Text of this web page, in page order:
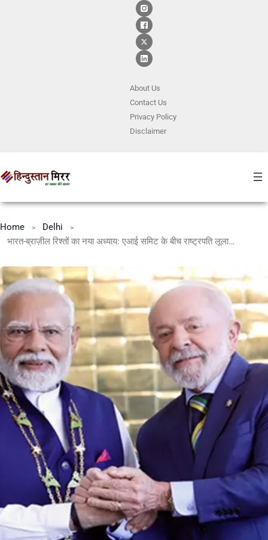
About Us
ContactUs
Privacy Policy
Disclaimer
Home
Delhi
भारत-ब्राज़ील रिश्तों का नया अध्याय: एआई समिट के बीच राष्ट्रपति लूला का भारत दौरा